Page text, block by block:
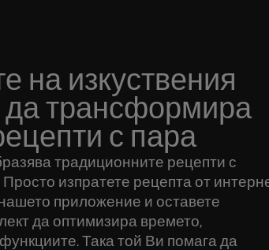
на изкуствения
да трансформира
с пара
традиционните рецепти с
изпратете рецепта от
приложение и оставете
да оптимизира времето,
Така той Ви помага да